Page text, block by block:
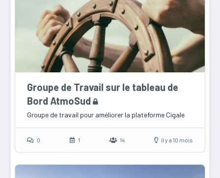
Groupe de Travail sur le tableau de
Bord AtmoSud
Groupe de travail pour améliorer la plateforme Cigale
0 1 14 il y a 10 mois